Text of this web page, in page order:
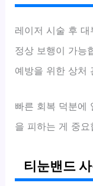
레이저 시술 후 대
정상 보행이 가능
예방을 위한 상처
빠른 회복 덕분에
을 피하는 게 중
티눈밴드